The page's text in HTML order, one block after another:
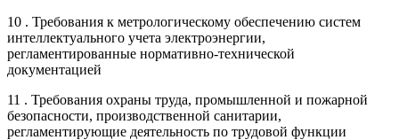
10 . Требования к метрологическому обеспечению систем
интеллектуального учета электроэнергии,
регламентированные нормативно-технической
документацией
11 . Требования охраны труда, промышленной и пожарной
безопасности, производственной санитарии,
регламентирующие деятельность по трудовой функции